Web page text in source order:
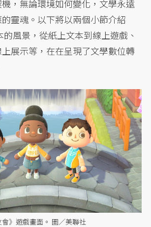
，無論環境如何變化，文學永遠
靈魂。以下將以兩個小節介紹
風景，從紙上文本到線上遊戲、
展示等，在在呈現了文學數位轉
會》遊戲畫面。 圖／美聯社